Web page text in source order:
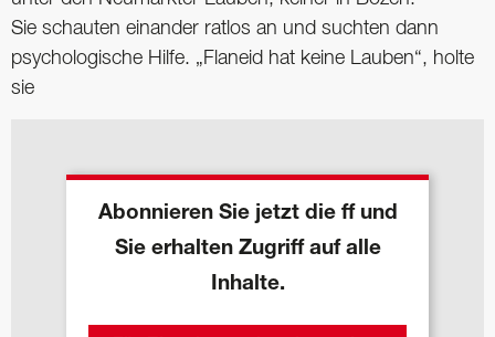
Sie schauten einander ratlos an und suchten dann
psychologische Hilfe. „Flaneid hat keine Lauben“, holte
sie
Abonnieren Sie jetzt die ff und
Sie erhalten Zugriff auf alle
Inhalte.